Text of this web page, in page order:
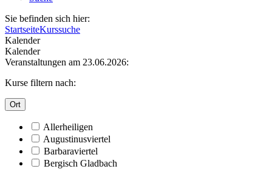
Sie befinden sich hier:
StartseiteKurssuche
Kalender
Kalender
Veranstaltungen am 23.06.2026:
Kurse filtern nach:
Ort
Allerheiligen
Augustinusviertel
Barbaraviertel
Bergisch Gladbach